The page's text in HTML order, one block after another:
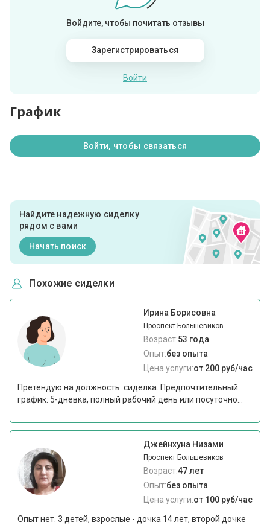
Войдите, чтобы почитать отзывы
Зарегистрироваться
Войти
График
Войти, чтобы связаться
Найдите надежную сиделку
рядом с вами
Начать поиск
Похожие сиделки
Ирина Борисовна
Проспект Большевиков
Возраст:53 года
Опыт:без опыта
Цена услуги:от 200 руб/час
Претендую на должность: сиделка. Предпочтительный
график: 5-дневка, полный рабочий день или посуточно...
Джейнхуна Низами
Проспект Большевиков
Возраст:47 лет
Опыт:без опыта
Цена услуги:от 100 руб/час
Опыт нет. 3 детей, взрослые - дочка 14 лет, второй дочке